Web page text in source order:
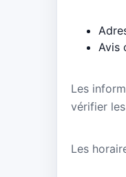
Avis
Les
vérifier
Les